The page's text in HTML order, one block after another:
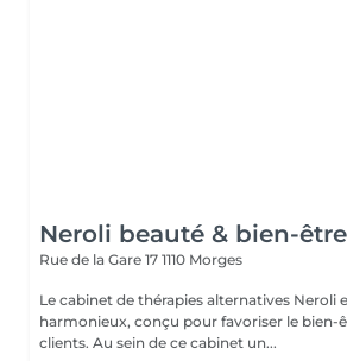
Neroli beauté & bien-être
Rue de la Gare 17 1110 Morges
Le cabinet de thérapies alternatives Neroli
harmonieux, conçu pour favoriser le bien-
clients. Au sein de ce cabinet un...